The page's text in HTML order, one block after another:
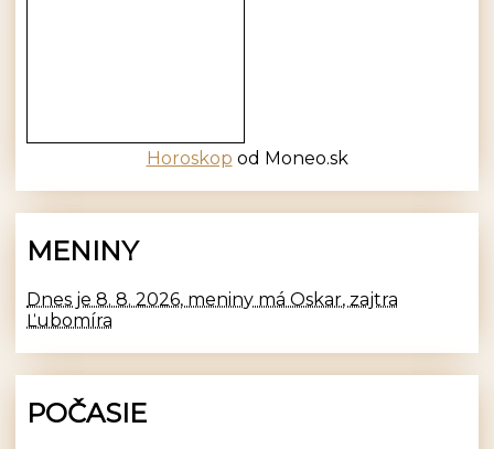
Horoskop od Moneo.sk
MENINY
Dnes je 8. 8. 2026, meniny má Oskar, zajtra
Ľubomíra
POČASIE